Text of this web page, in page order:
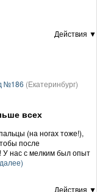
Действия ▼
№186 (Екатеринбург)
всех
(на ногах тоже!),
после
У нас с мелким был опыт
Действия ▼